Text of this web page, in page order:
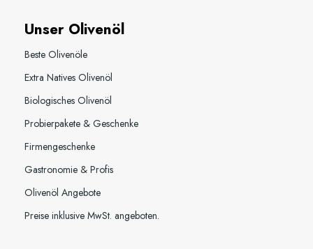
Unser Olivenöl
Beste Olivenöle
Extra Natives Olivenöl
Biologisches Olivenöl
Probierpakete & Geschenke
Firmengeschenke
Gastronomie & Profis
Olivenöl Angebote
Preise inklusive MwSt. angeboten.